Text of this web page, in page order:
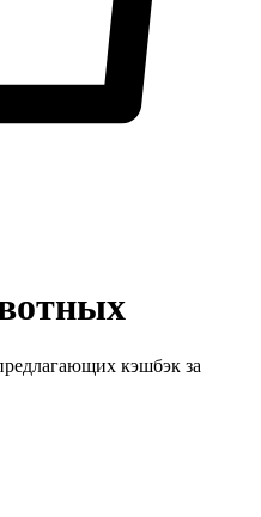
кэшбэк за